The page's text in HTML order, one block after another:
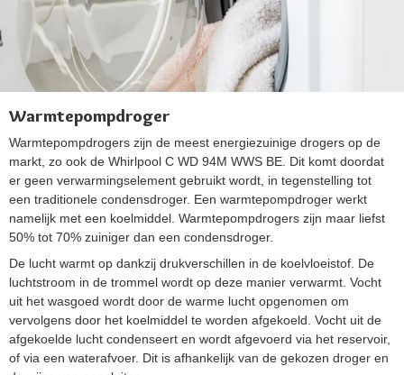
Warmtepompdroger
Warmtepompdrogers zijn de meest energiezuinige drogers op de
markt, zo ook de Whirlpool C WD 94M WWS BE. Dit komt doordat
er geen verwarmingselement gebruikt wordt, in tegenstelling tot
een traditionele condensdroger. Een warmtepompdroger werkt
namelijk met een koelmiddel. Warmtepompdrogers zijn maar liefst
50% tot 70% zuiniger dan een condensdroger.
De lucht warmt op dankzij drukverschillen in de koelvloeistof. De
luchtstroom in de trommel wordt op deze manier verwarmt. Vocht
uit het wasgoed wordt door de warme lucht opgenomen om
vervolgens door het koelmiddel te worden afgekoeld. Vocht uit de
afgekoelde lucht condenseert en wordt afgevoerd via het reservoir,
of via een waterafvoer. Dit is afhankelijk van de gekozen droger en